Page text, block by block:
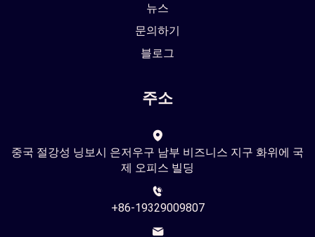
뉴스
문의하기
블로그
주소
중국 절강성 닝보시 은저우구 남부 비즈니스 지구 화위에 국
제 오피스 빌딩
+86-19329009807